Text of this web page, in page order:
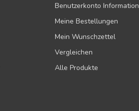
Benutzerkonto Information
Meine Bestellungen
Mein Wunschzettel
Vergleichen
Alle Produkte